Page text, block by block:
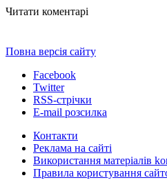
Читати коментарі
Повна версія сайту
Facebook
Twitter
RSS-стрічки
E-mail розсилка
Контакти
Реклама на сайті
Використання матеріалів
Правила користування